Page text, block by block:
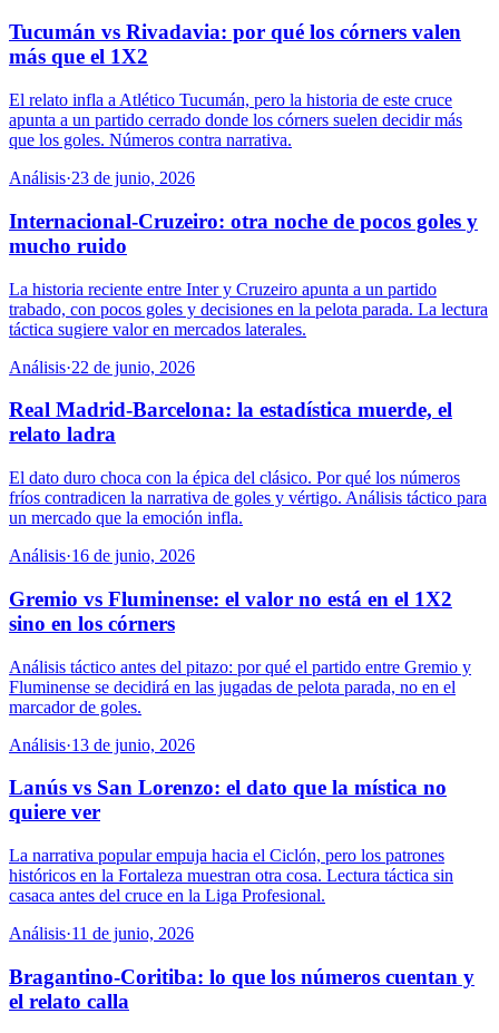
Tucumán vs Rivadavia: por qué los córners valen
más que el 1X2
El relato infla a Atlético Tucumán, pero la historia de este cruce
apunta a un partido cerrado donde los córners suelen decidir más
que los goles. Números contra narrativa.
Análisis·23 de junio, 2026
Internacional-Cruzeiro: otra noche de pocos goles y
mucho ruido
La historia reciente entre Inter y Cruzeiro apunta a un partido
trabado, con pocos goles y decisiones en la pelota parada. La lectura
táctica sugiere valor en mercados laterales.
Análisis·22 de junio, 2026
Real Madrid-Barcelona: la estadística muerde, el
relato ladra
El dato duro choca con la épica del clásico. Por qué los números
fríos contradicen la narrativa de goles y vértigo. Análisis táctico para
un mercado que la emoción infla.
Análisis·16 de junio, 2026
Gremio vs Fluminense: el valor no está en el 1X2
sino en los córners
Análisis táctico antes del pitazo: por qué el partido entre Gremio y
Fluminense se decidirá en las jugadas de pelota parada, no en el
marcador de goles.
Análisis·13 de junio, 2026
Lanús vs San Lorenzo: el dato que la mística no
quiere ver
La narrativa popular empuja hacia el Ciclón, pero los patrones
históricos en la Fortaleza muestran otra cosa. Lectura táctica sin
casaca antes del cruce en la Liga Profesional.
Análisis·11 de junio, 2026
Bragantino-Coritiba: lo que los números cuentan y
el relato calla